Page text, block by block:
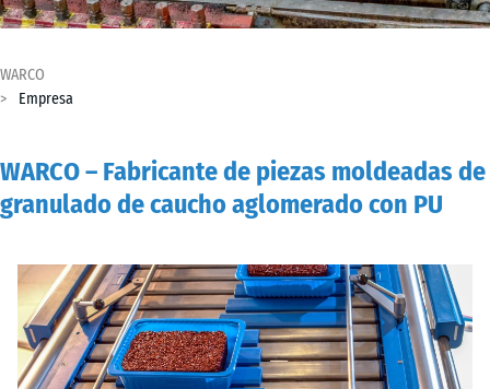
WARCO
Empresa
WARCO – Fabricante de piezas moldeadas de
granulado de caucho aglomerado con PU